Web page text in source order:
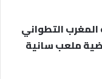
المغرب التطواني
ملعب سانية